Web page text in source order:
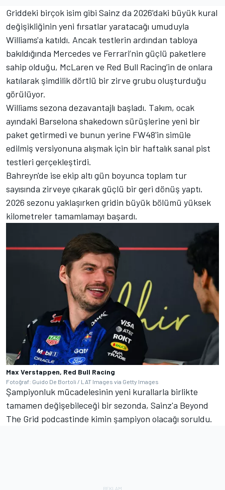
Griddeki birçok isim gibi Sainz da 2026'daki büyük kural
değişikliğinin yeni fırsatlar yaratacağı umuduyla
Williams'a katıldı. Ancak testlerin ardından tabloya
bakıldığında Mercedes ve Ferrari’nin güçlü paketlere
sahip olduğu, McLaren ve Red Bull Racing’in de onlara
katılarak şimdilik dörtlü bir zirve grubu oluşturduğu
görülüyor.
Williams sezona dezavantajlı başladı. Takım, ocak
ayındaki Barselona shakedown sürüşlerine yeni bir
paket getirmedi ve bunun yerine FW48'in simüle
edilmiş versiyonuna alışmak için bir haftalık sanal pist
testleri gerçekleştirdi.
Bahreyn'de ise ekip altı gün boyunca toplam tur
sayısında zirveye çıkarak güçlü bir geri dönüş yaptı.
2026 sezonu yaklaşırken gridin büyük bölümü yüksek
kilometreler tamamlamayı başardı.
Max Verstappen, Red Bull Racing
Fotoğraf: Guido De Bortoli / LAT Images via Getty Images
Şampiyonluk mücadelesinin yeni kurallarla birlikte
tamamen değişebileceği bir sezonda, Sainz'a Beyond
The Grid podcastinde kimin şampiyon olacağı soruldu.